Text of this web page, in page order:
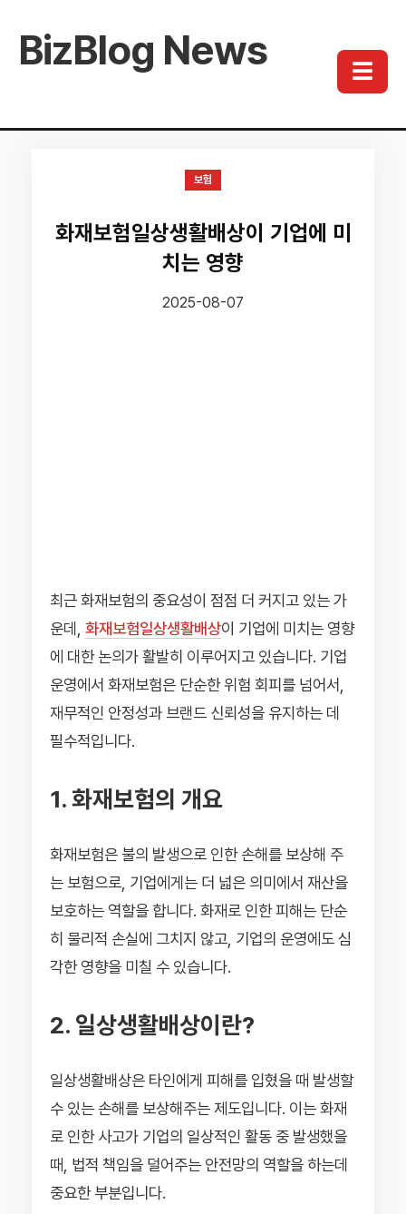
BizBlog News ☰
보험
화재보험일상생활배상이 기업에 미
치는 영향
2025-08-07
최근 화재보험의 중요성이 점점 더 커지고 있는 가
운데, 화재보험일상생활배상이 기업에 미치는 영향
에 대한 논의가 활발히 이루어지고 있습니다. 기업
운영에서 화재보험은 단순한 위험 회피를 넘어서,
재무적인 안정성과 브랜드 신뢰성을 유지하는 데
필수적입니다.
1. 화재보험의 개요
화재보험은 불의 발생으로 인한 손해를 보상해 주
는 보험으로, 기업에게는 더 넓은 의미에서 재산을
보호하는 역할을 합니다. 화재로 인한 피해는 단순
히 물리적 손실에 그치지 않고, 기업의 운영에도 심
각한 영향을 미칠 수 있습니다.
2. 일상생활배상이란?
일상생활배상은 타인에게 피해를 입혔을 때 발생할
수 있는 손해를 보상해주는 제도입니다. 이는 화재
로 인한 사고가 기업의 일상적인 활동 중 발생했을
때, 법적 책임을 덜어주는 안전망의 역할을 하는데
중요한 부분입니다.